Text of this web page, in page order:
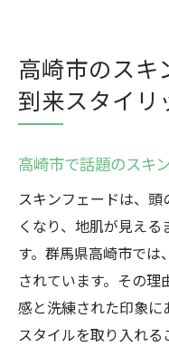
由
スタイリッ
高崎市のト
ェード
スキンフェード
タイルを見つけ
スキンフェ
新しい自分
イル
高崎市のスキ
到来スタイリ
高崎市で話題のスキ
スキンフェードは、
くなり、地肌が見え
す。群馬県高崎市では
されています。その
感と洗練された印象に
スタイルを取り入れ